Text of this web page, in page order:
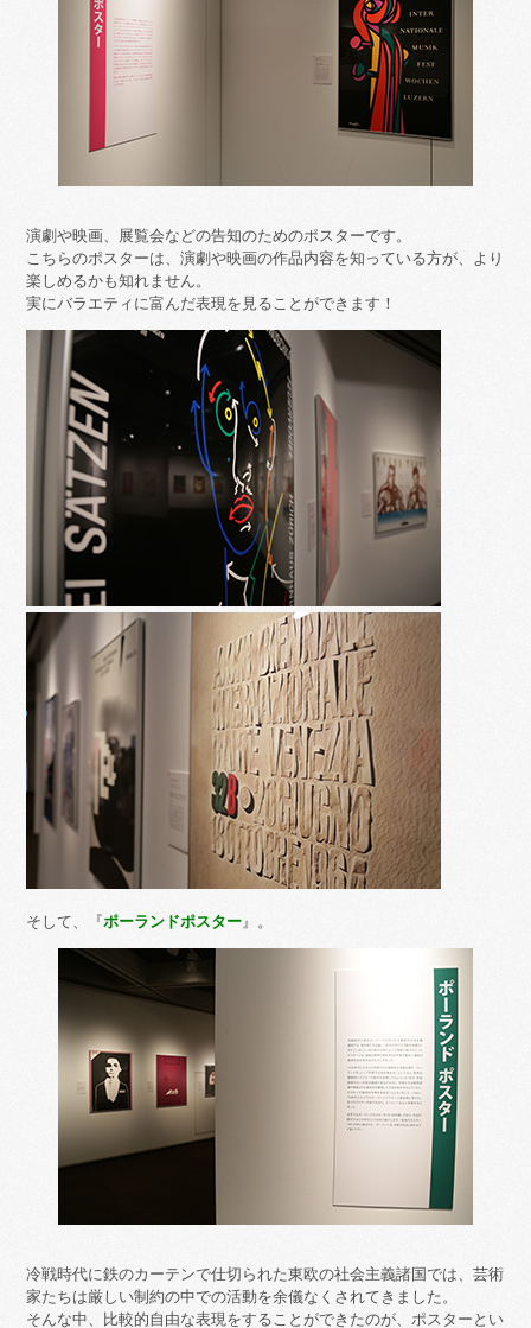
演劇や映画、展覧会などの告知のためのポスターです。
こちらのポスターは、演劇や映画の作品内容を知っている方が、より
楽しめるかも知れません。
実にバラエティに富んだ表現を見ることができます！
そして、『ポーランドポスター』。
冷戦時代に鉄のカーテンで仕切られた東欧の社会主義諸国では、芸術
家たちは厳しい制約の中での活動を余儀なくされてきました。
そんな中、比較的自由な表現をすることができたのが、ポスターとい